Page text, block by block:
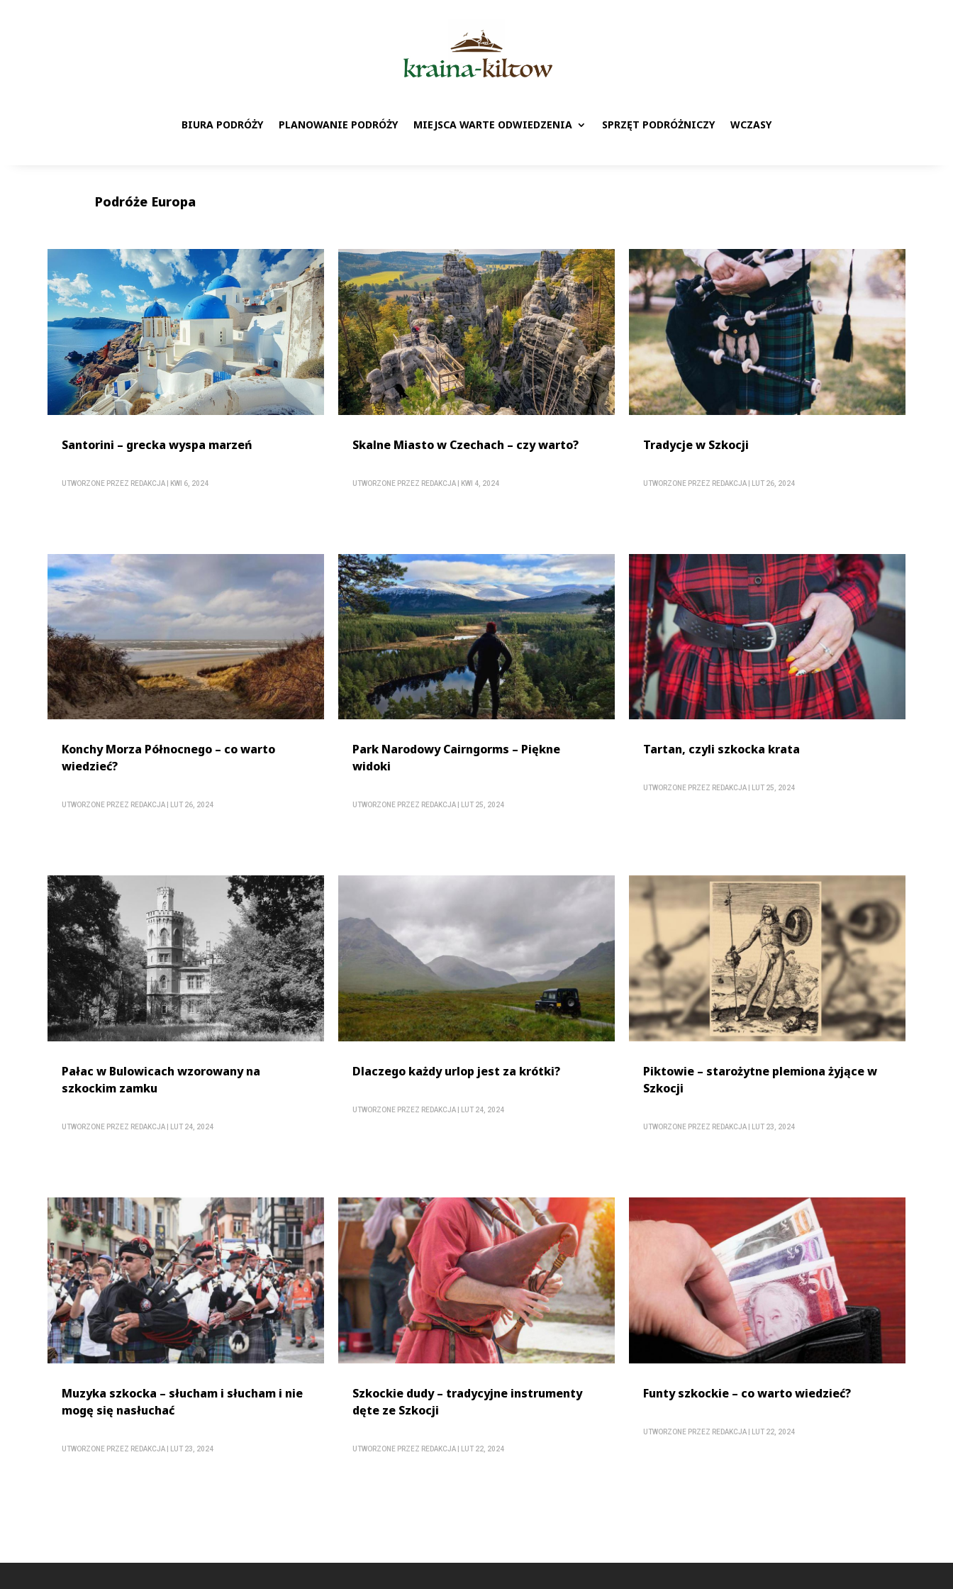
BIURA PODRÓŻY PLANOWANIE PODRÓŻY MIEJSCA WARTE ODWIEDZENIA SPRZĘT PODRÓŻNICZY WCZASY
Podróże Europa
Santorini – grecka wyspa marzeń
UTWORZONE PRZEZ REDAKCJA KWI 6, 2024
Skalne Miasto w Czechach – czy warto?
UTWORZONE PRZEZ REDAKCJA KWI 4, 2024
Tradycje w Szkocji
UTWORZONE PRZEZ REDAKCJA| LUT 26, 2024
Konchy Morza Północnego – co warto
wiedzieć?
UTWORZONE PRZEZ REDAKCJA LUT 26, 2024
Park Narodowy Cairngorms – Piękne
widoki
UTWORZONE PRZEZ REDAKCJA LUT 25, 2024
Tartan, czyli szkocka krata
UTWORZONE PRZEZ REDAKCJA| LUT 25, 2024
Pałac w Bulowicach wzorowany na
szkockim zamku
UTWORZONE PRZEZ REDAKCJA LUT 24, 2024
Dlaczego każdy urlop jest za krótki?
UTWORZONE PRZEZ REDAKCJA LUT 24, 2024
Piktowie – starożytne plemiona żyjące w
Szkocji
UTWORZONE PRZEZ REDAKCJA| LUT 23, 2024
Muzyka szkocka – słucham i słucham i nie
mogę się nasłuchać
UTWORZONE PRZEZ REDAKCJA LUT 23, 2024
Szkockie dudy – tradycyjne instrumenty
dęte ze Szkocji
UTWORZONE PRZEZ REDAKCJA LUT 22, 2024
Funty szkockie – co warto wiedzieć?
UTWORZONE PRZEZ REDAKCJA| LUT 22, 2024